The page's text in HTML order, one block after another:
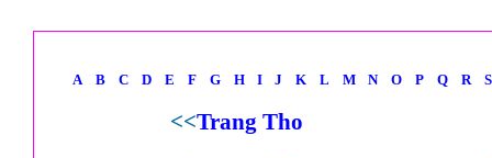
A B C D E F G H I J K L M N O P Q R S
<<Trang Tho